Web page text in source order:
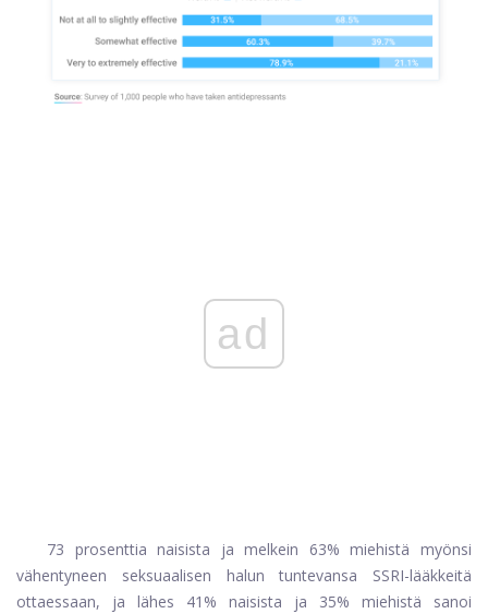
ad
73 prosenttia naisista ja melkein 63% miehistä myönsi
vähentyneen seksuaalisen halun tuntevansa SSRI-lääkkeitä
ottaessaan, ja lähes 41% naisista ja 35% miehistä sanoi